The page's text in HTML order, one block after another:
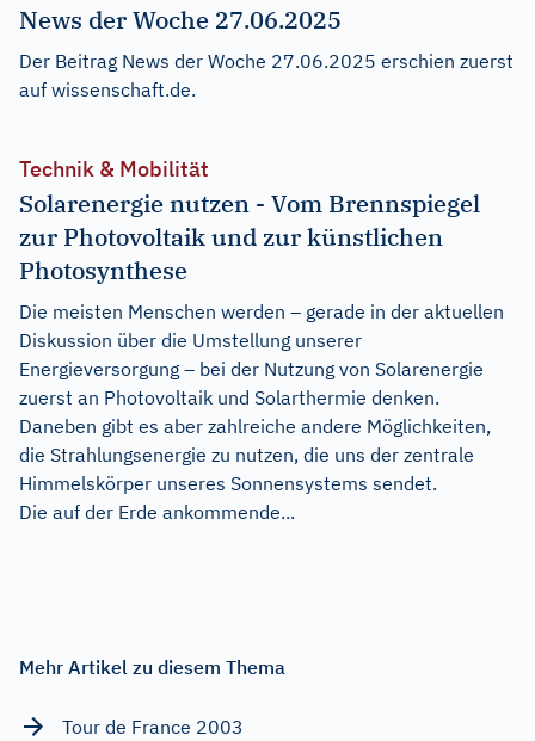
News der Woche 27.06.2025
Der Beitrag News der Woche 27.06.2025 erschien zuerst
auf wissenschaft.de.
Technik & Mobilität
Solarenergie nutzen - Vom Brennspiegel
zur Photovoltaik und zur künstlichen
Photosynthese
Die meisten Menschen werden – gerade in der aktuellen
Diskussion über die Umstellung unserer
Energieversorgung – bei der Nutzung von Solarenergie
zuerst an Photovoltaik und Solarthermie denken.
Daneben gibt es aber zahlreiche andere Möglichkeiten,
die Strahlungsenergie zu nutzen, die uns der zentrale
Himmelskörper unseres Sonnensystems sendet.
Die auf der Erde ankommende...
Mehr Artikel zu diesem Thema
Tour de France 2003